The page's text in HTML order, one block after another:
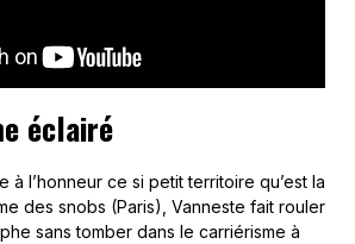
éclairé
à l’honneur ce si petit territoire qu’est la
des snobs (Paris), Vanneste fait rouler
sans tomber dans le carriérisme à